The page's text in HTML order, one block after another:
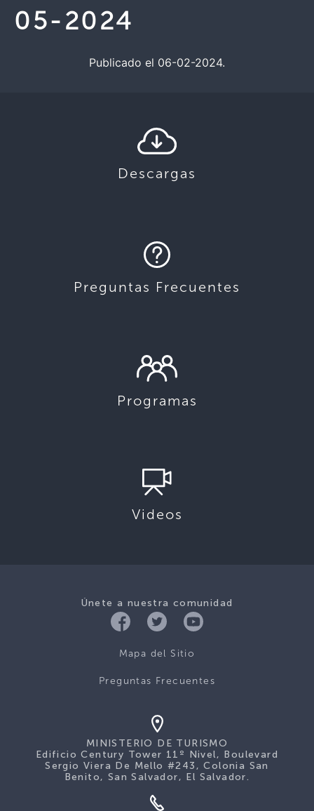
05-2024
Publicado el 06-02-2024.
Descargas
Preguntas Frecuentes
Programas
Videos
Únete a nuestra comunidad
Mapa del Sitio
Preguntas Frecuentes
MINISTERIO DE TURISMO
Edificio Century Tower 11º Nivel, Boulevard
Sergio Viera De Mello #243, Colonia San
Benito, San Salvador, El Salvador.